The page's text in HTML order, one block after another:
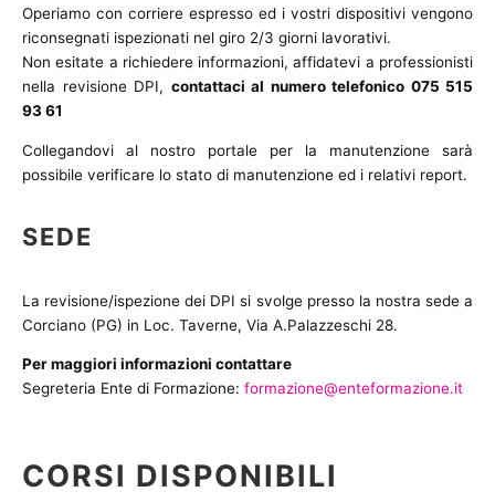
Operiamo con corriere espresso ed i vostri dispositivi vengono
riconsegnati ispezionati nel giro 2/3 giorni lavorativi.
Non esitate a richiedere informazioni, affidatevi a professionisti
nella revisione DPI, contattaci al numero telefonico 075 515
93 61
Collegandovi al nostro portale per la manutenzione sarà
possibile verificare lo stato di manutenzione ed i relativi report.
SEDE
La revisione/ispezione dei DPI si svolge presso la nostra sede a
Corciano (PG) in Loc. Taverne, Via A.Palazzeschi 28.
Per maggiori informazioni contattare
Segreteria Ente di Formazione: formazione@enteformazione.it
CORSI DISPONIBILI